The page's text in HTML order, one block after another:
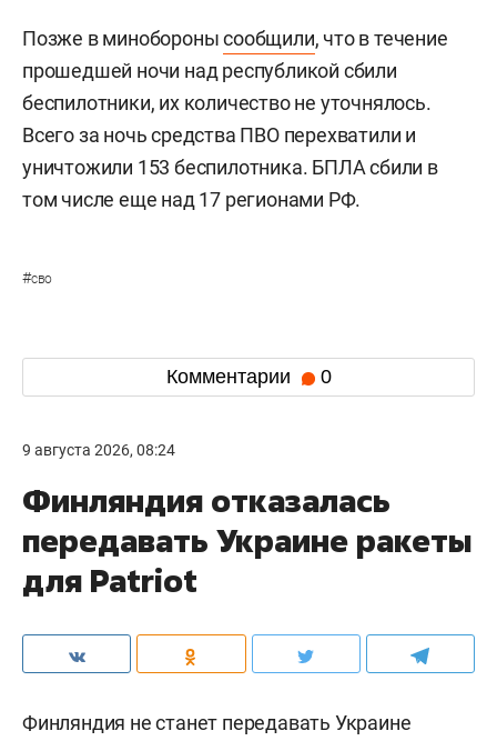
Позже в миноборонысообщили, что в течение
прошедшей ночи над республикой сбили
беспилотники, их количество не уточнялось.
Всего за ночь средства ПВО перехватили и
уничтожили 153 беспилотника. БПЛА сбили в
том числе еще над 17 регионами РФ.
#сво
Комментарии 0
9 августа 2026, 08:24
Финляндия отказалась
передавать Украине ракеты
для Patriot
Финляндия не станет передавать Украине